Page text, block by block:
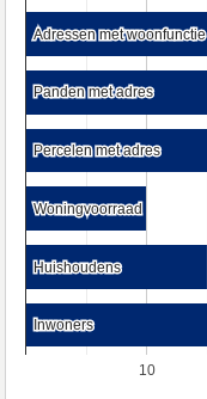
10
Adressen met woonfunctie
Adressen met woonfunctie
Panden met adres
Panden met adres
Percelen met adres
Percelen met adres
Woningvoorraad
Woningvoorraad
Huishoudens
Huishoudens
Inwoners
Inwoners